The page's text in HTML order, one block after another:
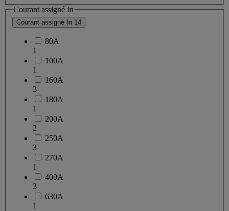
Courant assigné In
Courant assigné In 14
80A
1
100A
1
160A
3
180A
1
200A
2
250A
3
270A
1
400A
3
630A
1